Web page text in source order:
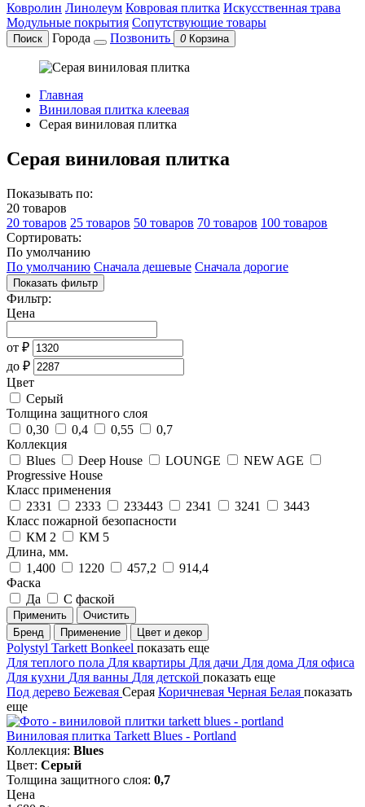
Ковролин Линолеум Ковровая плитка Искусственная трава
Модульные покрытия Сопутствующие товары
Поиск Города Позвонить 0 Корзина
Главная
Виниловая плитка клеевая
Серая виниловая плитка
Серая виниловая плитка
Показывать по:
20 товаров
20 товаров 25 товаров 50 товаров 70 товаров 100 товаров
Сортировать:
По умолчанию
По умолчанию Сначала дешевые Сначала дорогие
Показать фильтр
Фильтр:
Цена
от ₽
до ₽
Цвет
Серый
Толщина защитного слоя
0,30
0,4 0,55
0,7
Коллекция
Blues
Deep House LOUNGE
NEW AGE
Progressive House
Класс применения
2331
2333 233443 2341 3241
3443
Класс пожарной безопасности
КМ 2
КМ 5
Длина, мм.
1,400
1220 457,2
914,4
Фаска
Да
С фаской
Применить
Очистить
Бренд
Применение Цвет и декор
Polystyl Tarkett Bonkeel показать еще
Для теплого пола Для квартиры Для дачи Для дома Для офиса
Для кухни Для ванны Для детской показать еще
Под дерево Бежевая Серая Коричневая Черная Белая показать
еще
Виниловая плитка Tarkett Blues - Portland
Коллекция: Blues
Цвет: Серый
Толщина защитного слоя: 0,7
Цена